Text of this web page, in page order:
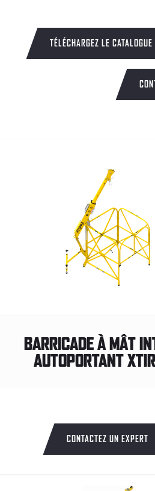
TÉLÉCHARGEZ LE
BARRICADE À MÂT
AUTOPORTANT
CONTACTEZ UN EXPERT